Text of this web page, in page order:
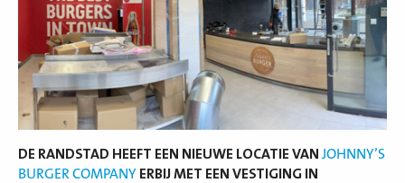
DE RANDSTAD HEEFT EEN NIEUWE LOCATIE VAN JOHNNY’S
BURGER COMPANY ERBIJ MET EEN VESTIGING IN